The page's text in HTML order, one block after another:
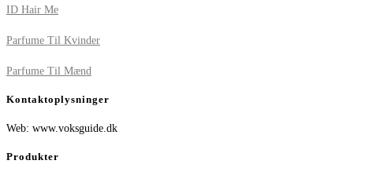
ID Hair Me
Parfume Til Kvinder
Parfume Til Mænd
Kontaktoplysninger
Web: www.voksguide.dk
Produkter